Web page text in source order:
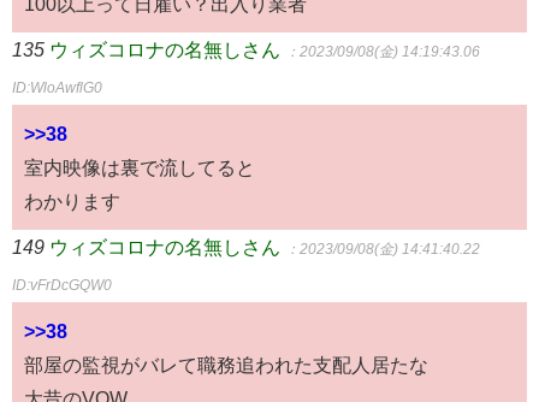
135 ウィズコロナの名無しさん ：2023/09/08(金) 14:19:43.06
ID:WloAwflG0
>>38
室内映像は裏で流してると
わかります
149 ウィズコロナの名無しさん ：2023/09/08(金) 14:41:40.22
ID:vFrDcGQW0
>>38
部屋の監視がバレて職務追われた支配人居たな